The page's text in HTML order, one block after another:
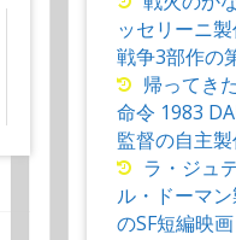
ッセリーニ
戦争3部作
帰ってき
命令 1983
監督の自主
ラ・ジュ
ル・ドーマ
のSF短編